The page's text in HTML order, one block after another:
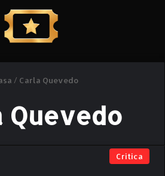
/ Carla Quevedo
Quevedo
Critica